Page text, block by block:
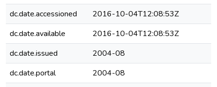
dc.date.accessioned
2016-10-04T12:08:53Z
dc.date.available
2016-10-04T12:08:53Z
dc.date.issued
2004-08
dc.date.portal
2004-08